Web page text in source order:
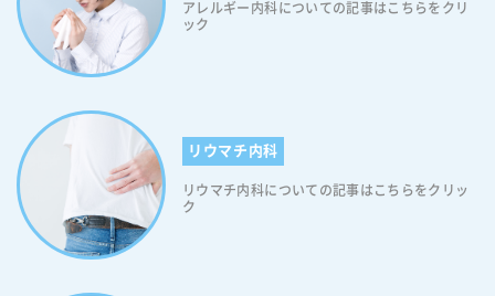
アレルギー内科についての記事はこちらをクリ
ック
リウマチ内科
リウマチ内科についての記事はこちらをクリッ
ク